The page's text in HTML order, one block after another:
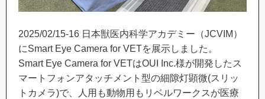
2025/02/15-16 日本獣医内科学アカデミー（JCVIM）
にSmart Eye Camera for VETを展示しました。
Smart Eye Camera for VETはOUI Inc.様が開発したス
マートフォンアタッチメント型の細隙灯顕微(スリッ
トカメラ)で、人用も動物用もリベルワークスが医療